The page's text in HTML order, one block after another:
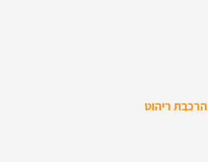
הרכבת ריהוט